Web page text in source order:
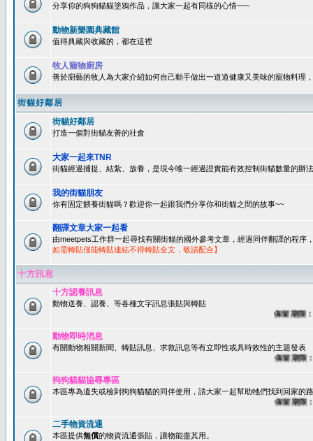
分享你的狗狗貓貓塗鴉作品，讓大家一起有同樣的心情~~~
動物新樂園典藏館
值得典藏與收藏的，都在這裡
牧人寵物廚房
善於廚藝的牧人為大家介紹如何自己動手做出一道道健康又美味的寵物料理
街貓好鄰居
街貓好鄰居
打造一個對街貓友善的社會
大家一起來TNR
街貓經過捕捉、結紮、放養，是現今唯一經過證實能有效控制街貓數量的辦
我的街貓朋友
你有固定餵養街貓嗎？歡迎你一起跟我們分享你和街貓之間的故事~~
翻譯文章大家一起看
由meetpets工作群一起尋找有關街貓的國外參考文章，經過同伴翻譯的程序
如需轉貼僅能轉貼連結不得轉貼全文，敬請配合】
十方訊息
十方認養訊息
動物送養、認養、等各種文字訊息張貼與轉貼
保留期限：60
動物即時消息
有關動物相關新聞、轉貼訊息、求救訊息等有立即性或具時效性的主題發表
保留期限：45
狗狗貓貓協尋專區
本區專為遺失或檢到狗狗貓貓的同伴使用，請大家一起幫助牠們找到回家的
保留期限：60
二手物資流通
本區提供無償的物資流通張貼，讓物能盡其用。